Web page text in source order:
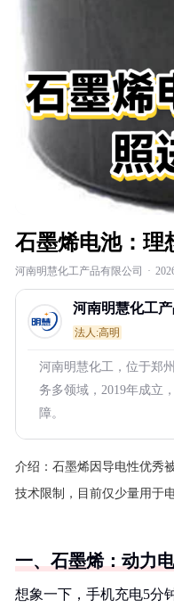
石墨烯电池：理
河南明慧化工产品有限公司 ·
河南明慧化工
法人:高明
河南明慧化工，位于郑
务多领域，2019年成立
障。
介绍： 石墨烯因导电性优秀
技术限制，目前仅少量用于
一、石墨烯：动力
想象一下，手机充电5分